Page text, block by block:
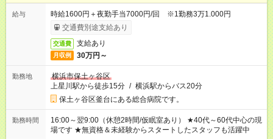
給与
時給1600円＋夜勤手当7000円/回 ※1勤務3万1.000円
交通費別途支給あり
交通費 支給あり
月収例 30万円～
勤務地
横浜市保土ヶ谷区
上星川駅から徒歩15分 / 横浜駅からバス20分
保土ヶ谷区釜台にある総合病院です。
勤務時間
16:00～翌9:00（休憩2時間/仮眠室あり） ★40代～60代中心の現
場です ★無資格＆未経験からスタートしたスタッフも活躍中